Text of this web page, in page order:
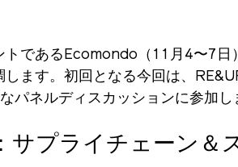
であるEcomondo（11月4〜7
ます。初回となる今回は、
パネルディスカッションに参加し
プライチェーン＆